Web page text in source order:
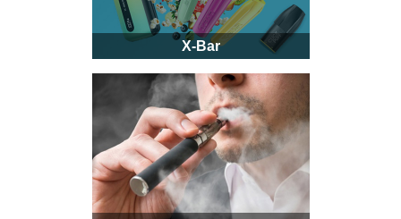
X-Bar